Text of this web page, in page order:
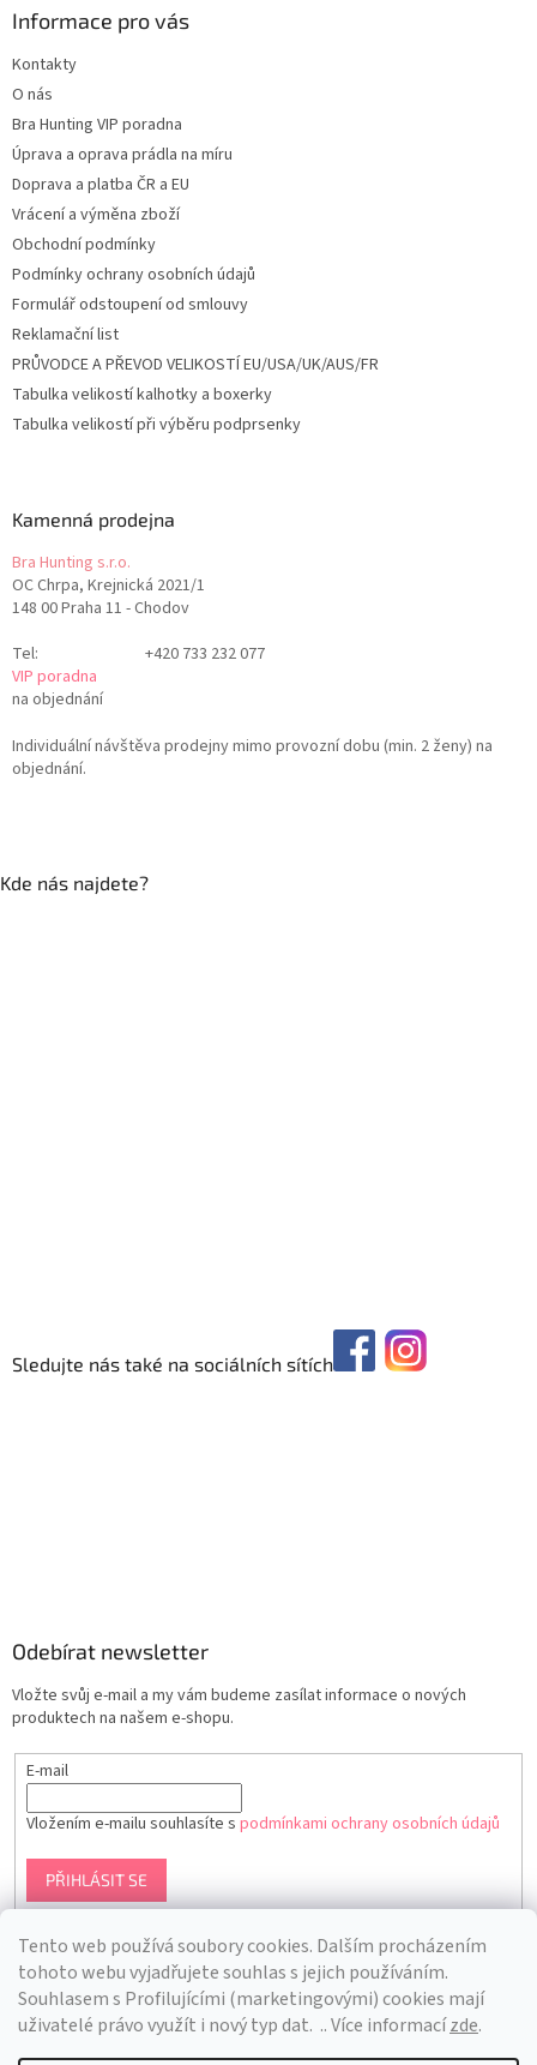
Tento web používá soubory cookies. Dalším procházením
tohoto webu vyjadřujete souhlas s jejich používáním.
Souhlasem s Profilujícími (marketingovými) cookies mají
uživatelé právo využít i nový typ dat. .. Více informacízde.
Informace pro vás
Kontakty
O nás
Bra Hunting VIP poradna
Úprava a oprava prádla na míru
Doprava a platba ČR a EU
Vrácení a výměna zboží
Obchodní podmínky
Podmínky ochrany osobních údajů
Formulář odstoupení od smlouvy
Reklamační list
PRŮVODCE A PŘEVOD VELIKOSTÍ EU/USA/UK/AUS/FR
Tabulka velikostí kalhotky a boxerky
Tabulka velikostí při výběru podprsenky
Kamenná prodejna
Bra Hunting s.r.o.
OC Chrpa, Krejnická 2021/1
148 00 Praha 11 - Chodov
Tel:
+420 733 232 077
VIP poradna
na objednání
Individuální návštěva prodejny mimo provozní dobu (min. 2 ženy) na
objednání.
Kde nás najdete?
Sledujte nás také na sociálních sítích
Odebírat newsletter
Vložte svůj e-mail a my vám budeme zasílat informace o nových
produktech na našem e-shopu.
E-mail
Vložením e-mailu souhlasíte s podmínkami ochrany osobních údajů
PŘIHLÁSIT SE